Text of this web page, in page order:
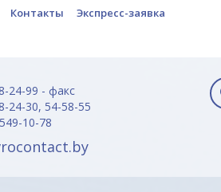
Контакты
Экспресс-заявка
24-99 - факс
24-30, 54-58-55
10-78